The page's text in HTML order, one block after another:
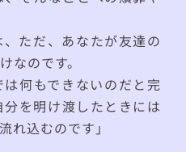
ただ、あなたが友達の
なのです。
何もできないのだと完
を明け渡したときには
れ込むのです」